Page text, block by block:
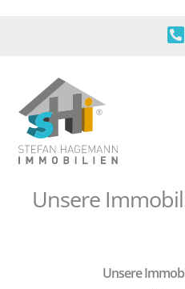
Unsere
Unsere